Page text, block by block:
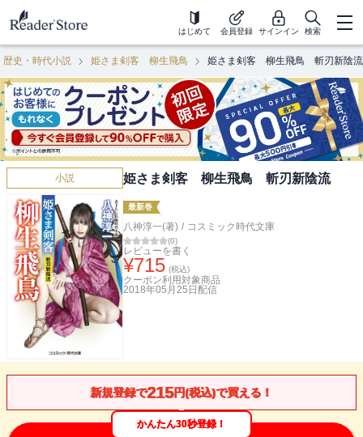
はじめて 会員登録 サインイン 検索
歴史・時代小説 姫さま剣客 柳生飛鳥 姫さま剣客 柳生飛鳥 斬刃新陰流
小説 姫さま剣客 柳生飛鳥 斬刃新陰流
最新巻
八神淳一(著) / コスミック時代文庫
(0)
レビューを書く
¥715 (税込)
クーポン利用対象商品
2018年05月25日 配信
新規登録で215円(税込)で買える！
かんたん30秒登録！